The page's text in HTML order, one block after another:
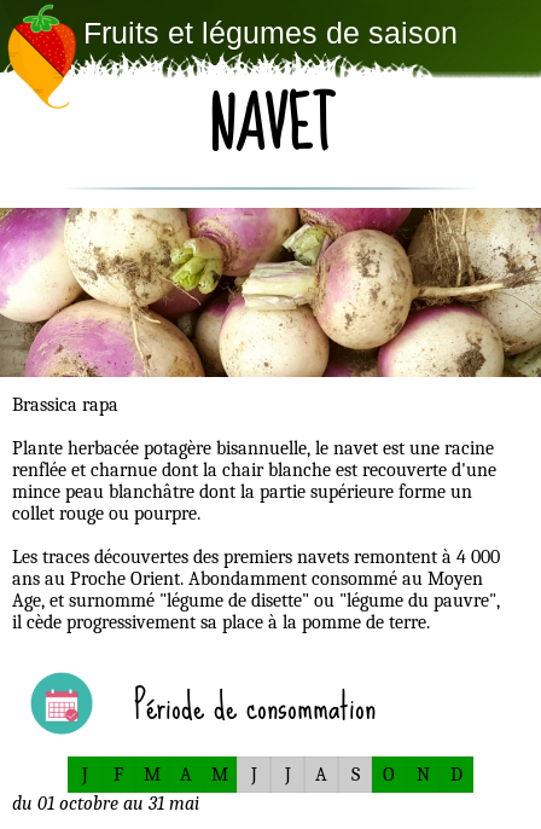
Fruits et légumes de saison
NAVET
Brassica rapa
Plante herbacée potagère bisannuelle, le navet est une racine
renflée et charnue dont la chair blanche est recouverte d'une
mince peau blanchâtre dont la partie supérieure forme un
collet rouge ou pourpre.
Les traces découvertes des premiers navets remontent à 4 000
ans au Proche Orient. Abondamment consommé au Moyen
Age, et surnommé "légume de disette" ou "légume du pauvre",
il cède progressivement sa place à la pomme de terre.
Période de consommation
J F M A M J J A S O N
D
du 01 octobre au 31 mai